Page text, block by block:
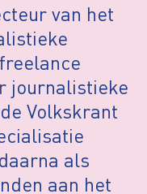
van het
journalistieke
Volkskrant
als
aan het